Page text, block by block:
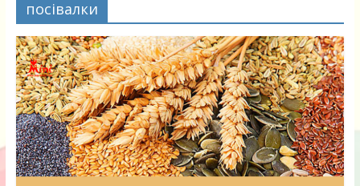
посівалки